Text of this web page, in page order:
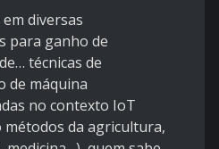
diversas
para ganho de
técnicas de
de máquina
no contexto IoT
métodos da agricultura,